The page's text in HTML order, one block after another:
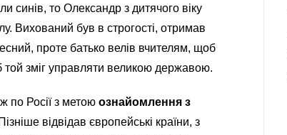
синів, то Олександр з дитячого віку
Вихований був в строгості, отримав
проте батько велів вчителям, щоб
зміг управляти великою державою.
по Росії з метою ознайомлення з
відвідав європейські країни, з